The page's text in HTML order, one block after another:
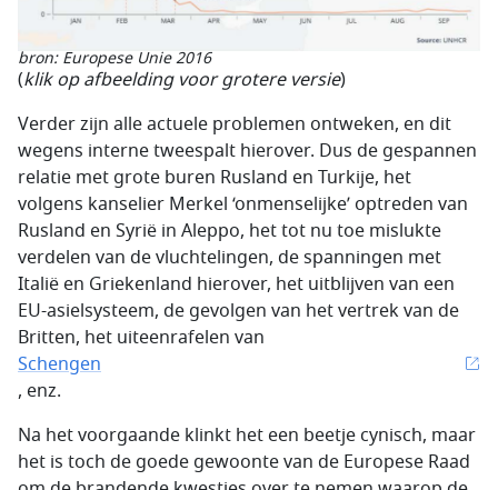
bron: Europese Unie 2016
(klik op afbeelding voor grotere versie)
Verder zijn alle actuele problemen ontweken, en dit
wegens interne tweespalt hierover. Dus de gespannen
relatie met grote buren Rusland en Turkije, het
volgens kanselier Merkel ‘onmenselijke’ optreden van
Rusland en Syrië in Aleppo, het tot nu toe mislukte
verdelen van de vluchtelingen, de spanningen met
Italië en Griekenland hierover, het uitblijven van een
EU-asielsysteem, de gevolgen van het vertrek van de
Britten, het uiteenrafelen van
Schengen
, enz.
Na het voorgaande klinkt het een beetje cynisch, maar
het is toch de goede gewoonte van de Europese Raad